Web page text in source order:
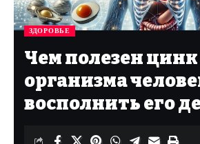
ЗДОРОВЬЕ
Чем полезен
организма
восполнить его